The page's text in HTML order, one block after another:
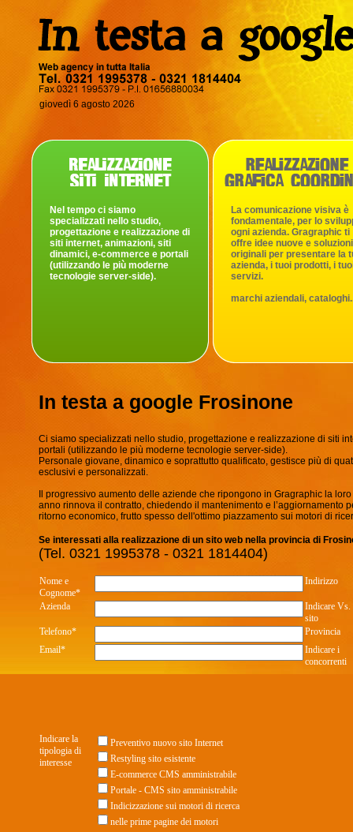
giovedì 6 agosto 2026
Nel tempo ci siamo
specializzati nello studio,
progettazione e realizzazione di
siti internet, animazioni, siti
dinamici, e-commerce e portali
(utilizzando le più moderne
tecnologie server-side).
La comunicazione visiva è
fondamentale, per lo
ogni azienda. Gragraphic ti
offre idee nuove e soluzioni
originali per presentare la
azienda, i tuoi prodotti, i
servizi.
marchi aziendali,
In testa a google Frosinone
Ci siamo specializzati nello studio, progettazione e realizzazione di siti
portali (utilizzando le più moderne tecnologie server-side).
Personale giovane, dinamico e soprattutto qualificato, gestisce più di
esclusivi e personalizzati.
Il progressivo aumento delle aziende che ripongono in Gragraphic la
anno rinnova il contratto, chiedendo il mantenimento e l’aggiornamento
ritorno economico, frutto spesso dell'ottimo piazzamento sui motori di
Se interessati alla realizzazione di un sito web nella provincia di
(Tel. 0321 1995378 - 0321 1814404)
Nome e
Cognome*
Indirizzo
Azienda
Indicare Vs.
sito
Telefono*
Provincia
Email*
Indicare i
concorrenti
Indicare la
tipologia di
interesse
Preventivo nuovo sito Internet
Restyling sito esistente
E-commerce CMS amministrabile
Portale - CMS sito amministrabile
Indicizzazione sui motori di ricerca
nelle prime pagine dei motori